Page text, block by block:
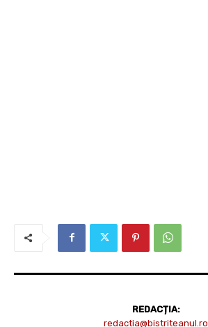
REDACȚIA:
redactia@bistriteanul.ro